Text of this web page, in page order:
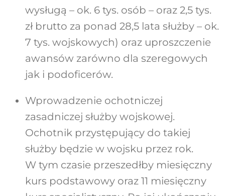
wysługą – ok. 6 tys. osób – oraz 2,5 tys.
zł brutto za ponad 28,5 lata służby – ok.
7 tys. wojskowych) oraz uproszczenie
awansów zarówno dla szeregowych
jak i podoficerów.
Wprowadzenie ochotniczej
zasadniczej służby wojskowej.
Ochotnik przystępujący do takiej
służby będzie w wojsku przez rok.
W tym czasie przeszedłby miesięczny
kurs podstawowy oraz 11 miesięczny